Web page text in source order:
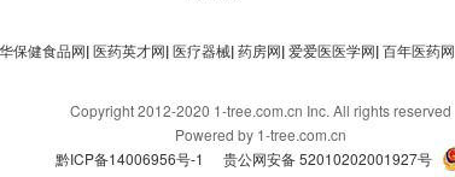
保健食品网| 医药英才网| 医疗器械| 药房网| 爱爱医医学网| 百年医药网
Copyright 2012-2020 1-tree.com.cn Inc. All rights reserved
Powered by 1-tree.com.cn
黔ICP备14006956号-1
贵公网安备 52010202001927号